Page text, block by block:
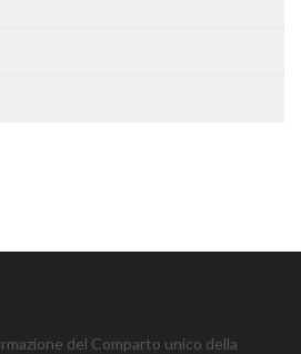
del Comparto unico della